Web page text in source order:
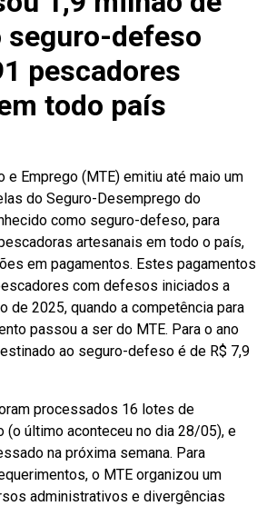
seguro-defeso
pescadores
todo país
e Emprego (MTE) emitiu até maio um
do Seguro-Desemprego do
como seguro-defeso, para
artesanais em todo o país,
em pagamentos. Estes pagamentos
com defesos iniciados a
de 2025, quando a competência para
passou a ser do MTE. Para o ano
ao seguro-defeso é de R$ 7,9
processados 16 lotes de
(o último aconteceu no dia 28/05), e
na próxima semana. Para
o MTE organizou um
administrativos e divergências